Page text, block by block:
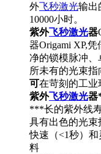
外飞秒激光输出
10000小时。
紫外飞秒激光器
器Origami XP,
净的锁模脉冲
所未有的光束
可在苛刻的工业
紫外飞秒激光器
***长的紫外线寿
具有出色的光
快速（<1秒）
料